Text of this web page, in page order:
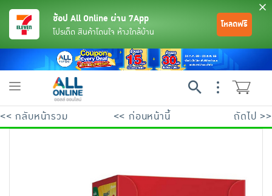
ช้อป All Online ผ่าน 7App
โปรเด็ด สินค้าโดนใจ ห้างใกล้บ้าน
โหลดฟรี
Toggle
<< กลับหน้ารวม << ก่อนหน้านี้ ถัดไป >>